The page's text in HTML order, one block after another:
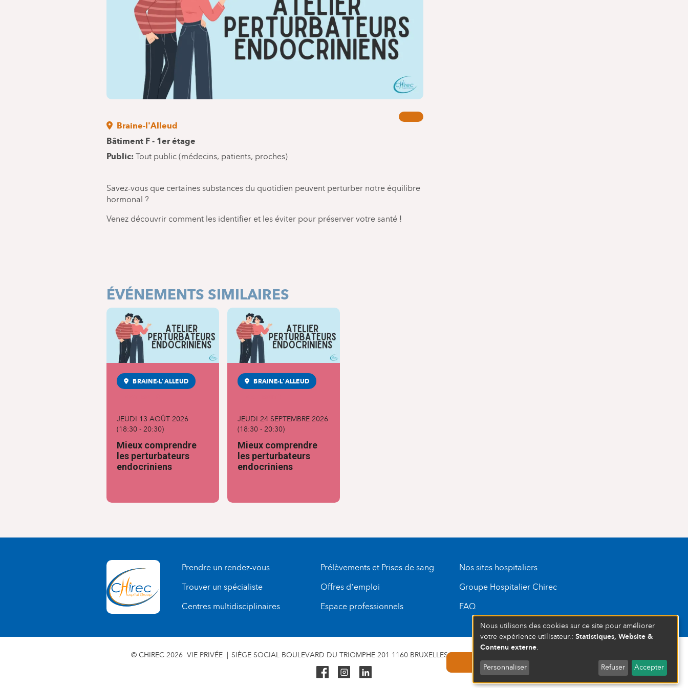
Braine-l'Alleud
Bâtiment F - 1er étage
Public Tout public (médecins, patients, proches)
Savez-vous que certaines substances du quotidien peuvent perturber notre équilibre
hormonal ?
Venez découvrir comment les identifier et les éviter pour préserver votre santé !
ÉVÉNEMENTS SIMILAIRES
BRAINE-L'ALLEUD
JEUDI 13 AOÛT 2026
(18:30 -20:30)
Mieux comprendre
les perturbateurs
endocriniens
BRAINE-L'ALLEUD
JEUDI 24 SEPTEMBRE 2026
(18:30 -20:30)
Mieux comprendre
les perturbateurs
endocriniens
FERMÉ
COMPLET
S'INSCRIRE À UN ÉVÉNEMENT
Prendre un rendez-vous
Trouver un spécialiste
Centres multidisciplinaires
Prélèvements et Prises de sang
Offres d’emploi
Espace professionnels
Nos sites hospitaliers
Groupe Hospitalier Chirec
FAQ
© CHIREC 2026 VIE PRIVÉE SIÈGE SOCIAL BOULEVARD DU TRIOMPHE 201 1160 BRUXELLES N° D’ENTREPRISE : 472 937 059
Nous utilisons des cookies sur ce site pour améliorer
votre expérience utilisateur.: Statistiques, Website &
Contenu externe.
Personnaliser Refuser Accepter